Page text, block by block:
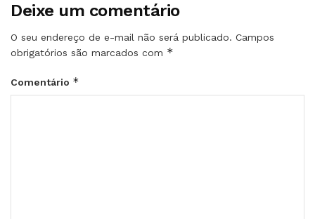
Deixe um comentário
O seu endereço de e-mail não será publicado. Campos
obrigatórios são marcados com *
Comentário *